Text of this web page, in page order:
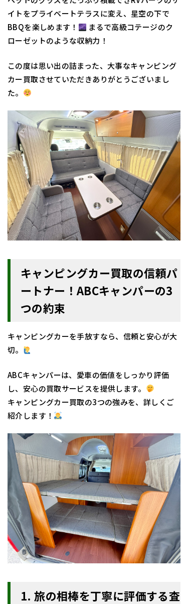
イトをプライベートテラスに変え、星空の下で
BBQを楽しめます！
まるで高級コテージのク
ローゼットのような収納力！
この度は思い出の詰まった、大事なキャンピング
カー買取させていただきありがとうございまし
た。
キャンピングカー買取の信頼パ
ートナー！ABCキャンパーの3
つの約束
キャンピングカーを手放すなら、信頼と安心が大
切。
ABCキャンパーは、愛車の価値をしっかり評価
し、安心の買取サービスを提供します。
キャンピングカー買取の3つの強みを、詳しくご
紹介します！
1. 旅の相棒を丁寧に評価する査